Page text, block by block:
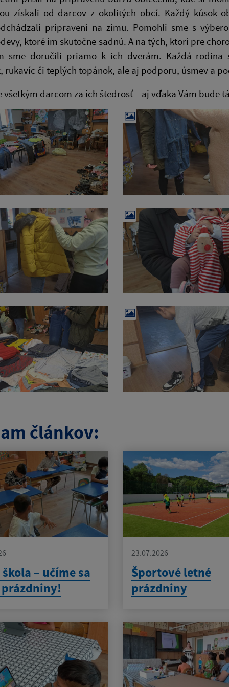
získali od darcov z okolitých obcí. Každý kúsok
pripravení na zimu. Pomohli sme s
ktoré im skutočne sadnú. A na tých, ktorí pre
sme doručili priamo k ich dverám. Každá
rukavíc či teplých topánok, ale aj podporu, úsmev a
všetkým darcom za ich štedrosť – aj vďaka Vám bude
článkov:
– učíme sa
prázdniny!
23.07.2026
Športové letné
prázdniny